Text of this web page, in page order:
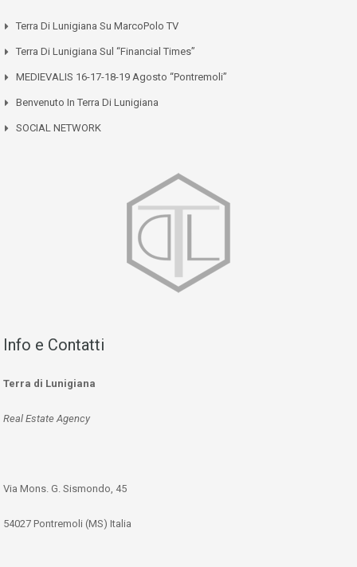
Terra Di Lunigiana Su MarcoPolo TV
Terra Di Lunigiana Sul “Financial Times”
MEDIEVALIS 16-17-18-19 Agosto “Pontremoli”
Benvenuto In Terra Di Lunigiana
SOCIAL NETWORK
Info e Contatti
Terra di Lunigiana
Real Estate Agency
Via Mons. G. Sismondo, 45
54027 Pontremoli (MS) Italia